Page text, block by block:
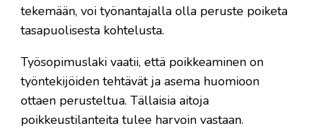
tekemään, voi työnantajalla olla peruste poiketa
tasapuolisesta kohtelusta.
Työsopimuslaki vaatii, että poikkeaminen on
työntekijöiden tehtävät ja asema huomioon
ottaen perusteltua. Tällaisia aitoja
poikkeustilanteita tulee harvoin vastaan.